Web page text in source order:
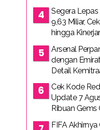
Segera Lepas
9,63 Miliar,
hingga
Arsenal
dengan
Detail
Cek Kode
Update 7
Ribuan Gems
FIFA Akhirnya